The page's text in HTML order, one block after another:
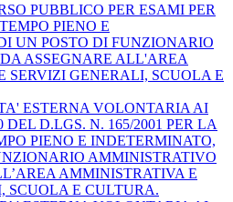
PUBBLICO PER ESAMI PER
PIENO E
UN POSTO DI FUNZIONARIO
ASSEGNARE ALL'AREA
SERVIZI GENERALI, SCUOLA E
ESTERNA VOLONTARIA AI
DEL D.LGS. N. 165/2001 PER LA
PIENO E INDETERMINATO,
AMMINISTRATIVO
AMMINISTRATIVA E
SCUOLA E CULTURA.